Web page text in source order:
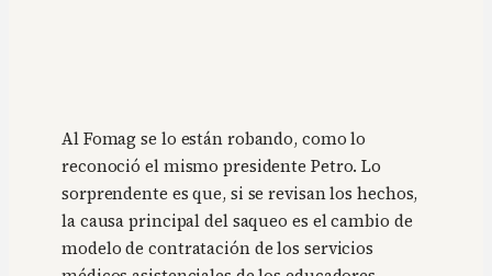
Al Fomag se lo están robando, como lo
reconoció el mismo presidente Petro. Lo
sorprendente es que, si se revisan los hechos,
la causa principal del saqueo es el cambio de
modelo de contratación de los servicios